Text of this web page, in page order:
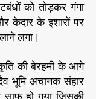
को तोड़कर गंगा
केदार के इशारों पर
लगा।
की बेरहमी के आगे
भूमि अचानक संहार